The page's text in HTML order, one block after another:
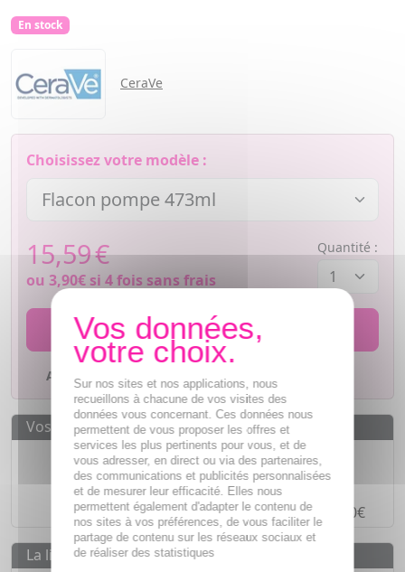
En stock
CeraVe
Choisissez votre modèle :
15,59€
ou 3,90€si 4 fois sans frais
Quantité :
AJOUTER AU PANIER
Ajouter à mes favoris
Vos avantages
Des prixIMBATTABLES
Paiement en ligneSÉCURISÉ
Paiement en4 fois sans fraisà partir de 30€
La livraison
Sur nos sites et nos applications, nous
recueillons à chacune de vos visites des
données vous concernant. Ces données nous
permettent de vous proposer les offres et
services les plus pertinents pour vous, et de
vous adresser, en direct ou via des partenaires,
des communications et publicités personnalisées
et de mesurer leur efficacité. Elles nous
permettent également d'adapter le contenu de
nos sites à vos préférences, de vous faciliter le
partage de contenu sur les réseaux sociaux et
de réaliser des statistiques